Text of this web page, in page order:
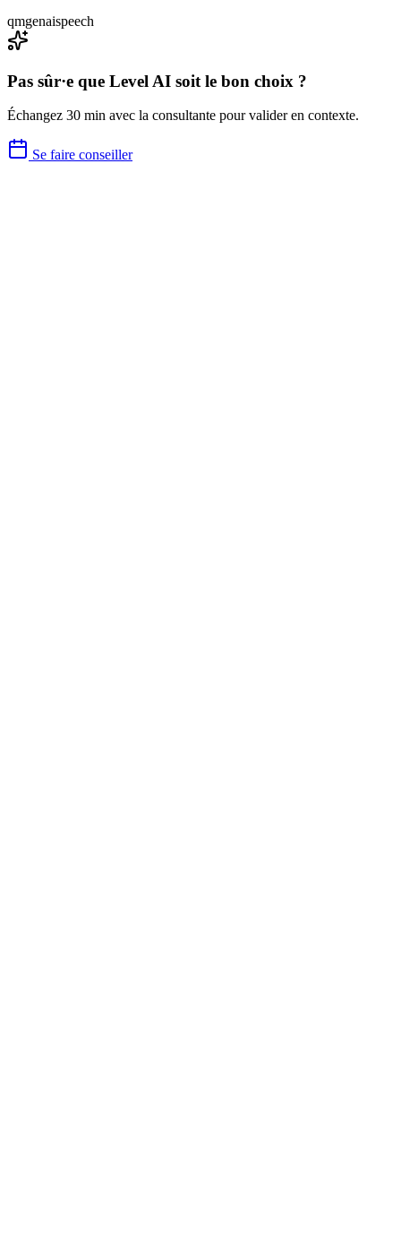
qmgenaispeech
Pas sûr·e que Level AI soit le bon choix ?
Échangez 30 min avec la consultante pour valider en contexte.
Se faire conseiller